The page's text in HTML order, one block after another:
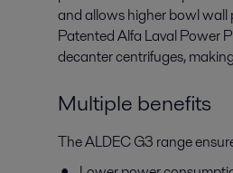
and allows higher bowl wall
Patented Alfa Laval Power
decanter centrifuges,
Multiple benefits
The ALDEC G3 range